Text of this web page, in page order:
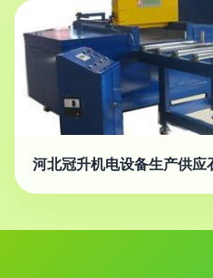
河北冠升机电设备生产供